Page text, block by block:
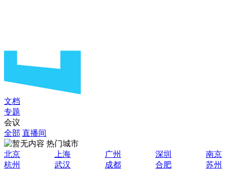
文档
专题
会议
全部 直播间
热门城市
北京
上海 广州 深圳
南京
杭州
武汉 成都 合肥
苏州